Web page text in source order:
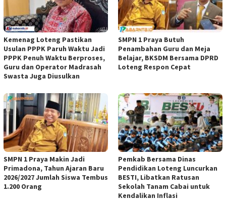
Kemenag Loteng Pastikan
Usulan PPPK Paruh Waktu Jadi
PPPK Penuh Waktu Berproses,
Guru dan Operator Madrasah
Swasta Juga Diusulkan
SMPN 1 Praya Butuh
Penambahan Guru dan Meja
Belajar, BKSDM Bersama DPRD
Loteng Respon Cepat
SMPN 1 Praya Makin Jadi
Primadona, Tahun Ajaran Baru
2026/2027 Jumlah Siswa Tembus
1.200 Orang
Pemkab Bersama Dinas
Pendidikan Loteng Luncurkan
BESTI, Libatkan Ratusan
Sekolah Tanam Cabai untuk
Kendalikan Inflasi